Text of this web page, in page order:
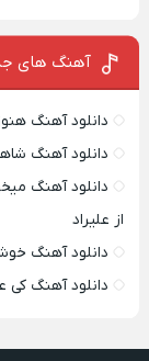
آهنگ های
دانلود آهنگ
دانلود آهنگ
دانلود آهنگ
از علیراد
دانلود آهنگ
دانلود آهنگ کی